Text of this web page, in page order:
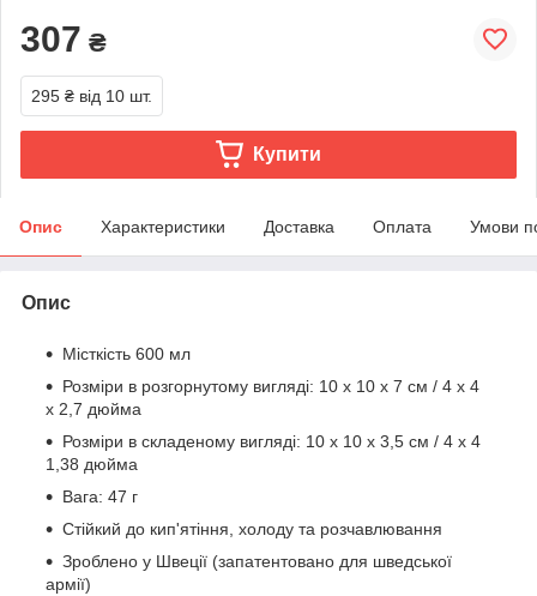
307 ₴
295 ₴ від 10 шт.
Купити
Опис Характеристики Доставка Оплата Умови
Опис
Місткість 600 мл
Розміри в розгорнутому вигляді: 10 х 10 х 7 см / 4 х 4
х 2,7 дюйма
Розміри в складеному вигляді: 10 х 10 х 3,5 см / 4 х 4
1,38 дюйма
Вага: 47 г
Стійкий до кип'ятіння, холоду та розчавлювання
Зроблено у Швеції (запатентовано для шведської
армії)